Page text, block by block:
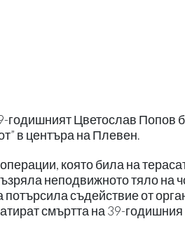
годишният Цветослав Попов
в центъра на Плевен.
която била на
неподвижното тяло на
потърсила съдействие от
смъртта на 39-